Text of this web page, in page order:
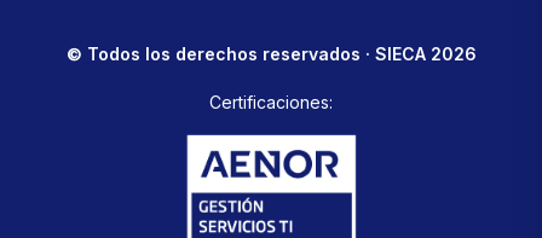
© Todos los derechos reservados · SIECA 2026
Certificaciones: